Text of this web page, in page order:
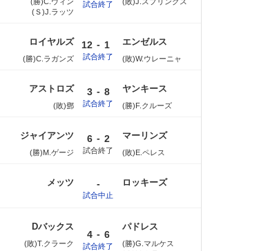
(Ｓ)J.ラッツ
試合終了
ロイヤルズ
(勝)C.ラガンズ
12 - 1
試合終了
エンゼルス
(敗)W.ウレーニャ
アストロズ
(敗)鄧
3 - 8
試合終了
ヤンキース
(勝)F.クルーズ
ジャイアンツ
(勝)M.ゲージ
6 - 2
試合終了
マーリンズ
(敗)E.ペレス
メッツ -
試合中止
ロッキーズ
Dバックス
(敗)T.クラーク
4 - 6
試合終了
パドレス
(勝)G.マルケス